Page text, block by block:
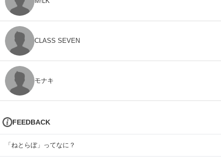
CLASS SEVEN
モナキ
FEEDBACK
「ねとらぼ」ってなに？